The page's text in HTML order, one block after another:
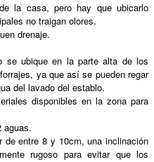
la casa, pero hay que ubicarlo
no traigan olores.
drenaje.
se ubique en la parte alta de los
ya que así se pueden regar
del lavado del establo.
disponibles en la zona para
aguas.
de entre 8 y 10cm, una inclinación
rugoso para evitar que los